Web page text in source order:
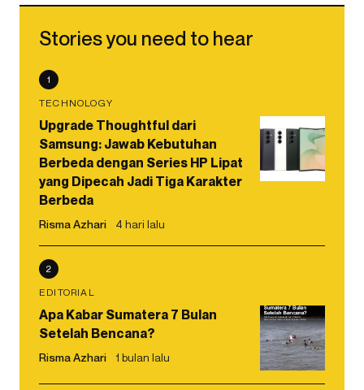
Stories you need to hear
1
TECHNOLOGY
Upgrade Thoughtful dari
Samsung: Jawab Kebutuhan
Berbeda dengan Series HP Lipat
yang Dipecah Jadi Tiga Karakter
Berbeda
Risma Azhari 4 hari lalu
2
EDITORIAL
Apa Kabar Sumatera 7 Bulan
Setelah Bencana?
Risma Azhari 1 bulan lalu